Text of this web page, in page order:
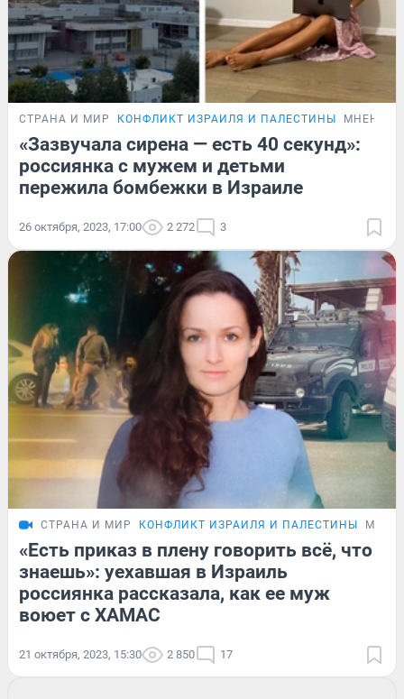
СТРАНА И МИР КОНФЛИКТ ИЗРАИЛЯ И ПАЛЕСТИНЫ МНЕНИЕ
«Зазвучала сирена — есть 40 секунд»:
россиянка с мужем и детьми
пережила бомбежки в Израиле
26 октября, 2023, 17:00 2 272 3
СТРАНА И МИР КОНФЛИКТ ИЗРАИЛЯ И ПАЛЕСТИНЫ
«Есть приказ в плену говорить всё, что
знаешь»: уехавшая в Израиль
россиянка рассказала, как ее муж
воюет с ХАМАС
21 октября, 2023, 15:30 2 850 17